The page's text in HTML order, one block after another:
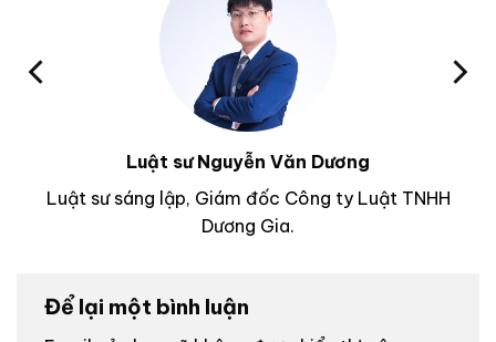
Luật sư Nguyễn Văn Dương
Luật sư sáng lập, Giám đốc Công ty Luật TNHH
Dương Gia.
Để lại một bình luận